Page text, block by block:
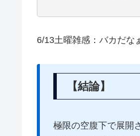
6/13土曜雑感：バカだな
【結論】
極限の空腹下で展開